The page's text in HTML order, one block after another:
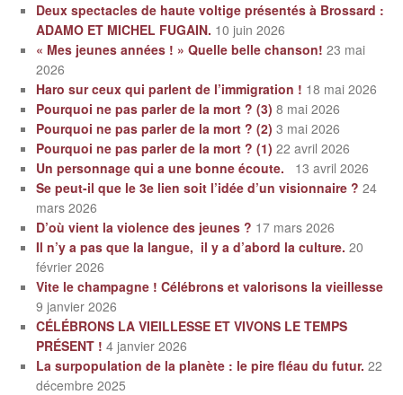
Deux spectacles de haute voltige présentés à Brossard :
ADAMO ET MICHEL FUGAIN. 10 juin 2026
« Mes jeunes années ! » Quelle belle chanson! 23 mai
2026
Haro sur ceux qui parlent de l’immigration ! 18 mai 2026
Pourquoi ne pas parler de la mort ? (3) 8 mai 2026
Pourquoi ne pas parler de la mort ? (2) 3 mai 2026
Pourquoi ne pas parler de la mort ? (1) 22 avril 2026
Un personnage qui a une bonne écoute.
13 avril 2026
Se peut-il que le 3e lien soit l’idée d’un visionnaire ? 24
mars 2026
D’où vient la violence des jeunes ? 17 mars 2026
Il n’y a pas que la langue, il y a d’abord la culture. 20
février 2026
Vite le champagne ! Célébrons et valorisons la vieillesse
9 janvier 2026
CÉLÉBRONS LA VIEILLESSE ET VIVONS LE TEMPS
PRÉSENT ! 4 janvier 2026
La surpopulation de la planète : le pire fléau du futur. 22
décembre 2025